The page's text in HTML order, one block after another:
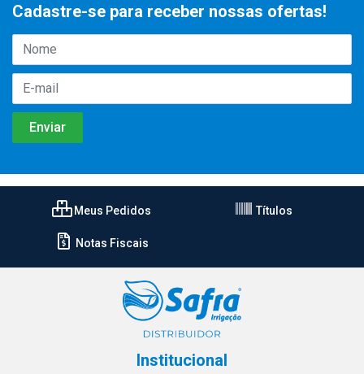
Cadastre-se para receber nossas ofertas!
Meus Pedidos Títulos
Notas Fiscais
Institucional